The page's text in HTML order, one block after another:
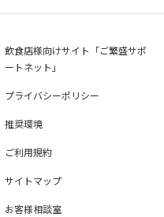
飲食店様向けサイト「ご繁盛サポ
ートネット」
プライバシーポリシー
推奨環境
ご利用規約
サイトマップ
お客様相談室